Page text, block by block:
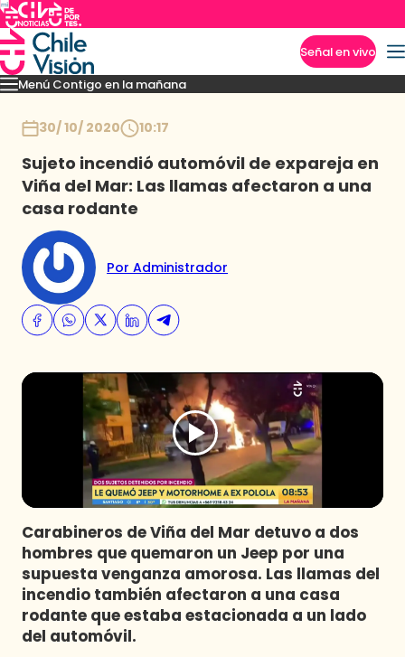
Señal en vivo
Menú Contigo en la mañana
MomentosReportajesDenunciasPolicialPolíticaEspectáculo
30/ 10/ 2020 10:17
Sujeto incendió automóvil de expareja en
Viña del Mar: Las llamas afectaron a una
casa rodante
Por Administrador
Carabineros de Viña del Mar detuvo a dos
hombres que quemaron un Jeep por una
supuesta venganza amorosa. Las llamas del
incendio también afectaron a una casa
rodante que estaba estacionada a un lado
del automóvil.
Imperdibles
Programas
Club De La Comedia
Contigo en Directo
Plan Perfecto
El Tiempo
Sabingo
Todos Los Programas